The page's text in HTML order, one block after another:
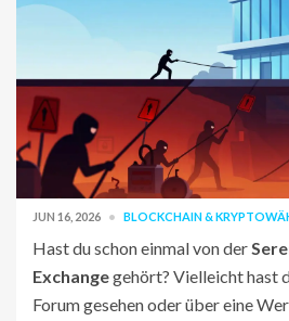
JUN 16, 2026 BLOCKCHAIN &
Hast du schon einmal von der
Exchangegehört? Vielleicht hast
Forum gesehen oder über eine